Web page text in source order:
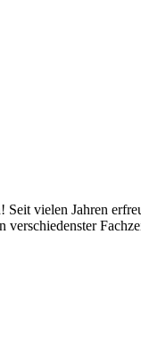
vielen Jahren